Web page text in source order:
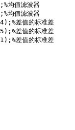
值滤波器
值滤波器
差值的标准差
差值的标准差
差值的标准差